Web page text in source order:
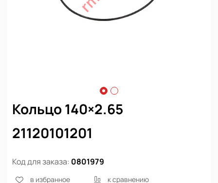
Кольцо 140×2.65
21120101201
Код для заказа: 0801979
в избранное к сравнению